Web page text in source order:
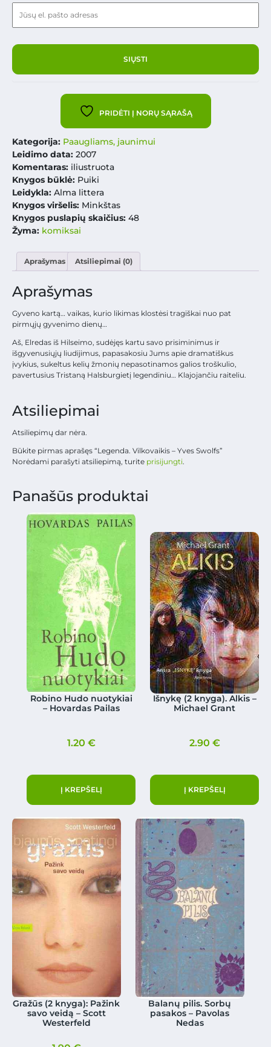
PRIDĖTI Į NORŲ SĄRAŠĄ
Kategorija: Paaugliams, jaunimui
Leidimo data: 2007
Komentaras: iliustruota
Knygos būklė: Puiki
Leidykla: Alma littera
Knygos viršelis: Minkštas
Knygos puslapių skaičius: 48
Žyma: komiksai
Aprašymas Atsiliepimai (0)
Aprašymas
Gyveno kartą… vaikas, kurio likimas klostėsi tragiškai nuo pat
pirmųjų gyvenimo dienų…
Aš, Elredas iš Hilseimo, sudėjęs kartu savo prisiminimus ir
išgyvenusiųjų liudijimus, papasakosiu Jums apie dramatiškus
įvykius, sukeltus kelių žmonių nepasotinamos galios troškulio,
pavertusius Tristaną Halsburgietį legendiniu… Klajojančiu raiteliu.
Atsiliepimai
Atsiliepimų dar nėra.
Būkite pirmas aprašęs “Legenda. Vilkovaikis – Yves Swolfs”
Norėdami parašyti atsiliepimą, turite prisijungti.
Panašūs produktai
Robino Hudo nuotykiai
– Hovardas Pailas
1.20 €
Į KREPŠELĮ
Išnykę (2 knyga). Alkis –
Michael Grant
2.90 €
Į KREPŠELĮ
Gražūs (2 knyga): Pažink
savo veidą – Scott
Westerfeld
Balanų pilis. Sorbų
pasakos – Pavolas
Nedas